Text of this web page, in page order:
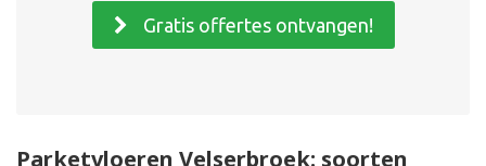
Gratis offertes ontvangen!
Parketvloeren Velserbroek: soorten